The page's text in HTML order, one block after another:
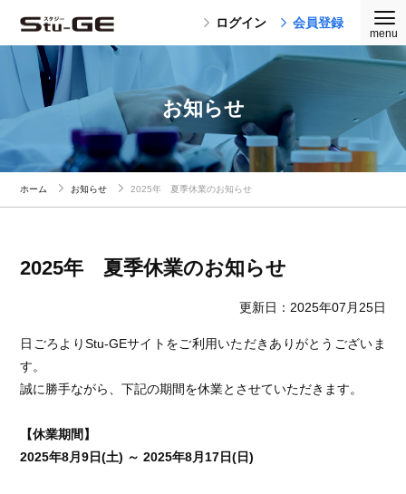
ログイン 会員登録
お知らせ
ホーム お知らせ 2025年 夏季休業のお知らせ
2025年 夏季休業のお知らせ
更新日：2025年07月25日
日ごろよりStu-GEサイトをご利用いただきありがとうございま
す。
誠に勝手ながら、下記の期間を休業とさせていただきます。
【休業期間】
2025年8月9日(土) ～ 2025年8月17日(日)